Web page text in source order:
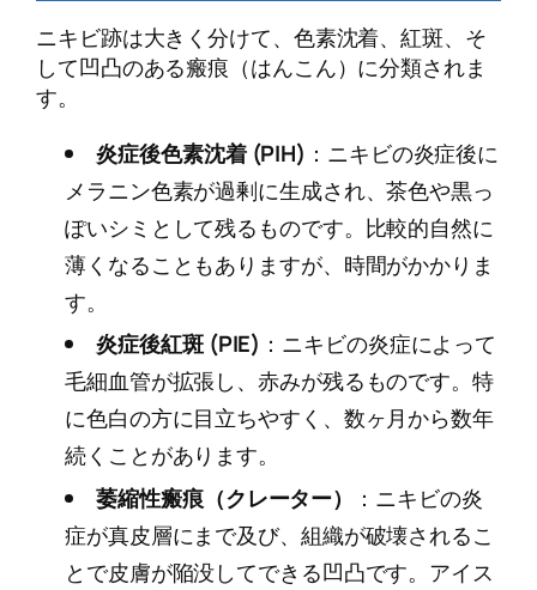
ニキビ跡は大きく分けて、色素沈着、紅斑、そ
して凹凸のある瘢痕（はんこん）に分類されま
す。
炎症後色素沈着 (PIH) ：ニキビの炎症後に
メラニン色素が過剰に生成され、茶色や黒っ
ぽいシミとして残るものです。比較的自然に
薄くなることもありますが、時間がかかりま
す。
炎症後紅斑 (PIE) ：ニキビの炎症によって
毛細血管が拡張し、赤みが残るものです。特
に色白の方に目立ちやすく、数ヶ月から数年
続くことがあります。
萎縮性瘢痕（クレーター）
：ニキビの炎
症が真皮層にまで及び、組織が破壊されるこ
とで皮膚が陥没してできる凹凸です。アイス